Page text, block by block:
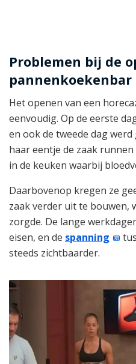
Problemen bij de
pannenkoekenbar
Het openen van een
eenvoudig. Op de eerste
en ook de tweede dag werd
haar eentje de zaak
in de keuken waarbij
Daarbovenop kregen ze
zaak verder uit te
zorgde. De lange
eisen, en de spanning
steeds zichtbaarder.